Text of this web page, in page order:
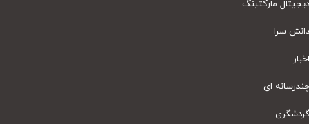
مارکتینگ
سرا
ای